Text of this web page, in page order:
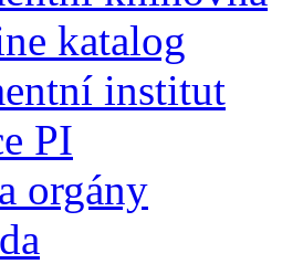
katalog
institut
PI
orgány